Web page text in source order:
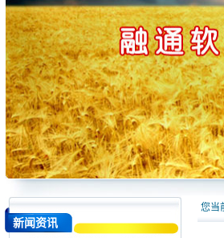
新闻资讯
您当